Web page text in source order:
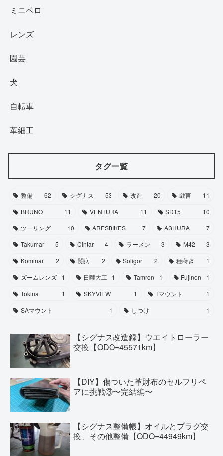
ミニベロ
レンズ
園芸
犬
自転車
革細工
タグ一覧
整備 62 シグナス 53 改造 20 戯言
11
BRUNO
11 VENTURA 11 SD15
10
ツーリング
10 ARESBIKES 7 ASHURA
7
Takumar
5 Cintar 4 ラーメン 3 M42
3
Kominar
2 闘病 2 Soligor 2 種蒔き
1
ズームレンズ
1 日曜大工 1 Tamron 1 Fujinon
1
Tokina
1 SKYVIEW 1 Tマウント
1
SAマウント
1 しつけ 1
【シグナス改造録】ウエイトローラー
交換【ODO=45571km】
【DIY】傷ついた革財布のセルフリペ
アに挑戦③〜完結編〜
【シグナス整備帳】オイルとプラグ交
換、その他整備【ODO=44949km】